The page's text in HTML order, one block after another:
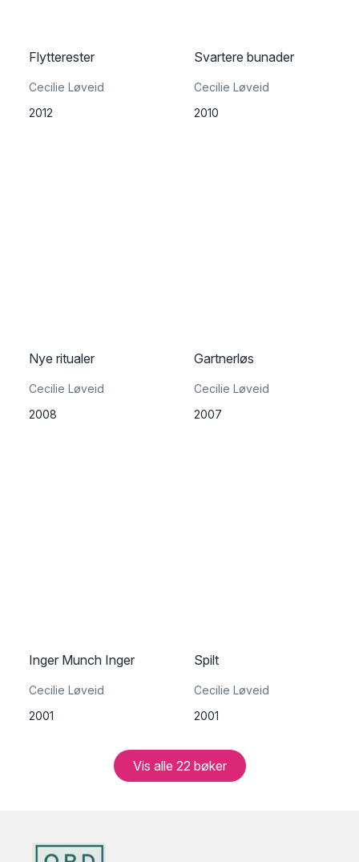
Flytterester
Cecilie Løveid
2012
Svartere bunader
Cecilie Løveid
2010
Nye ritualer
Cecilie Løveid
2008
Gartnerløs
Cecilie Løveid
2007
Inger Munch Inger
Cecilie Løveid
2001
Spilt
Cecilie Løveid
2001
Vis alle 22 bøker